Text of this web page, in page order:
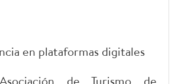
en plataformas digitales
de Turismo de